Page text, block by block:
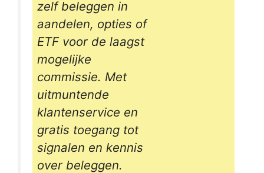
zelf beleggen in
aandelen, opties of
ETF voor de laagst
mogelijke
commissie. Met
uitmuntende
klantenservice en
gratis toegang tot
signalen en kennis
over beleggen.